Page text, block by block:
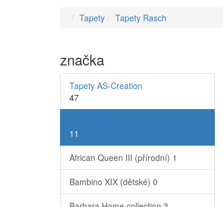
Tapety Tapety Rasch
značka
Tapety AS-Creation
47
11
African Queen III (přírodní) 1
Bambino XIX (dětské) 0